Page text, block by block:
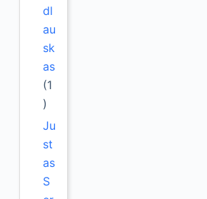
dl
au
sk
as
(1
)
Ju
st
as
S